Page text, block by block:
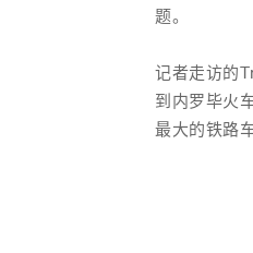
题。
记者走访的
到内罗毕火
最大的铁路